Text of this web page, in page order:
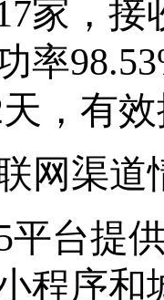
家，接
率
天，有
网渠道
平台提
程序和